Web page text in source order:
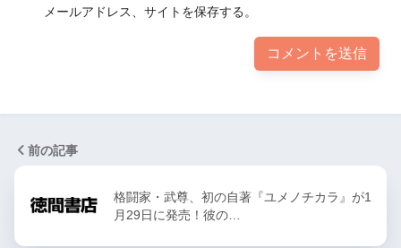
メールアドレス、サイトを保存する。
前の記事
格闘家・武尊、初の自著『ユメノチカラ』が1
月29日に発売！彼の…